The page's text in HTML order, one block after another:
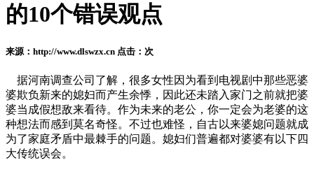
的10个错误观点
来源：http://www.dlswzx.cn 点击： 次
据河南调查公司了解，很多女性因为看到电视剧中那些恶婆
婆欺负新来的媳妇而产生余悸，因此还未踏入家门之前就把婆
婆当成假想敌来看待。作为未来的老公，你一定会为老婆的这
种想法而感到莫名奇怪。不过也难怪，自古以来婆媳问题就成
为了家庭矛盾中最棘手的问题。媳妇们普遍都对婆婆有以下四
大传统误会。